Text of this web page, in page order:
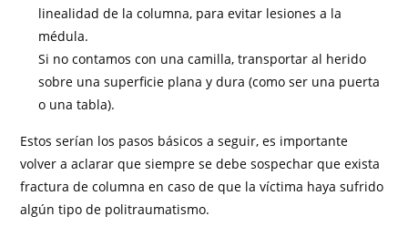
linealidad de la columna, para evitar lesiones a la
médula.
Si no contamos con una camilla, transportar al herido
sobre una superficie plana y dura (como ser una puerta
o una tabla).
Estos serían los pasos básicos a seguir, es importante
volver a aclarar que siempre se debe sospechar que exista
fractura de columna en caso de que la víctima haya sufrido
algún tipo de politraumatismo.